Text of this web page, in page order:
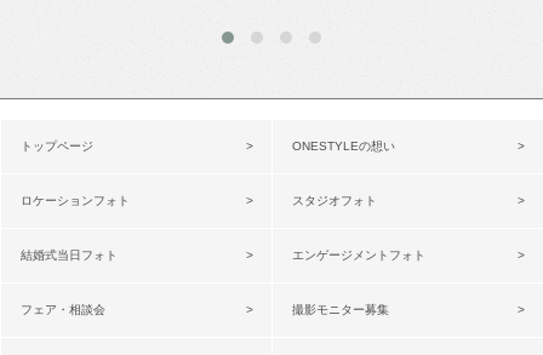
トップページ ONESTYLEの想い
ロケーションフォト スタジオフォト
結婚式当日フォト エンゲージメントフォト
フェア・相談会 撮影モニター募集